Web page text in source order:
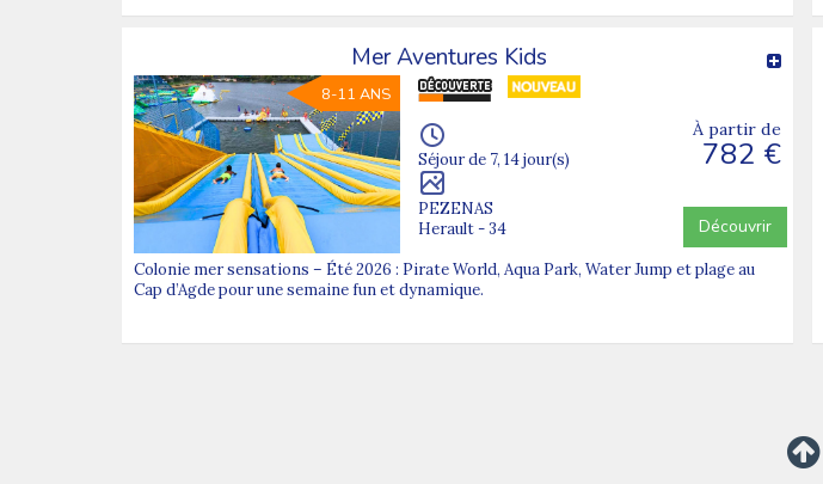
Mer Aventures Kids
8-11 ANS
Séjour de 7, 14 jour(s)
PEZENAS
Herault - 34
À partir de
782 €
Découvrir
Colonie mer sensations – Été 2026 : Pirate World, Aqua Park, Water Jump et plage au
Cap d’Agde pour une semaine fun et dynamique.